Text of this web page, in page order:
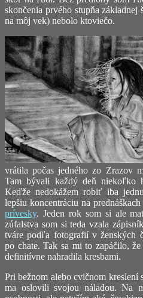
skončenia prvého stupňa
na môj vek) nebolo ktoviečo.
vrátila počas jedného zo Zrazov
Tam bývali každý deň niekoľko
Keďže nedokážem robiť iba
lepšiu koncentráciu na
prívesky. Jeden rok som si ale
zúfalstva som si teda vzala
tváre podľa fotografií v ženských
po chate. Tak sa mi to zapáčilo,
definitívne nahradila kresbami.
Pri bežnom alebo cvičnom kreslení
ma oslovili svojou náladou. Na